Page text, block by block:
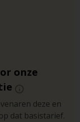
onze
deze en
dat basistarief.